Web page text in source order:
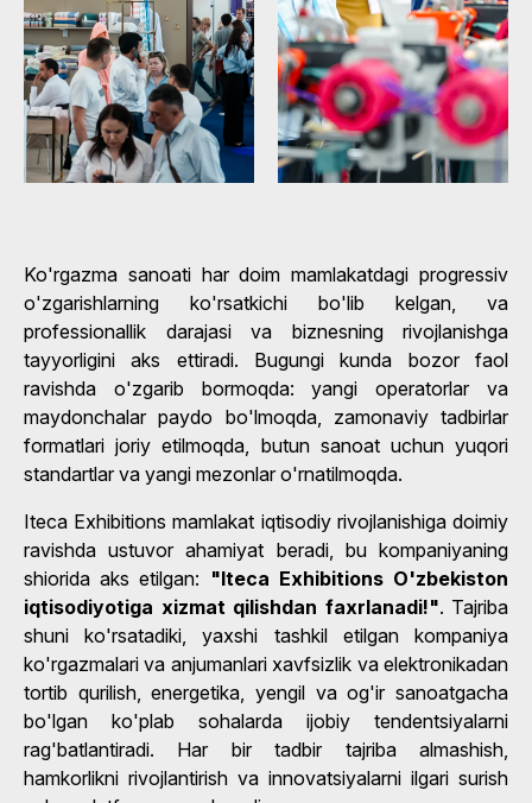
Ko'rgazma sanoati har doim mamlakatdagi progressiv
o'zgarishlarning ko'rsatkichi bo'lib kelgan, va
professionallik darajasi va biznesning rivojlanishga
tayyorligini aks ettiradi. Bugungi kunda bozor faol
ravishda o'zgarib bormoqda: yangi operatorlar va
maydonchalar paydo bo'lmoqda, zamonaviy tadbirlar
formatlari joriy etilmoqda, butun sanoat uchun yuqori
standartlar va yangi mezonlar o'rnatilmoqda.
Iteca Exhibitions mamlakat iqtisodiy rivojlanishiga doimiy
ravishda ustuvor ahamiyat beradi, bu kompaniyaning
shiorida aks etilgan: "Iteca Exhibitions O'zbekiston
iqtisodiyotiga xizmat qilishdan faxrlanadi!". Tajriba
shuni ko'rsatadiki, yaxshi tashkil etilgan kompaniya
ko'rgazmalari va anjumanlari xavfsizlik va elektronikadan
tortib qurilish, energetika, yengil va og'ir sanoatgacha
bo'lgan ko'plab sohalarda ijobiy tendentsiyalarni
rag'batlantiradi. Har bir tadbir tajriba almashish,
hamkorlikni rivojlantirish va innovatsiyalarni ilgari surish